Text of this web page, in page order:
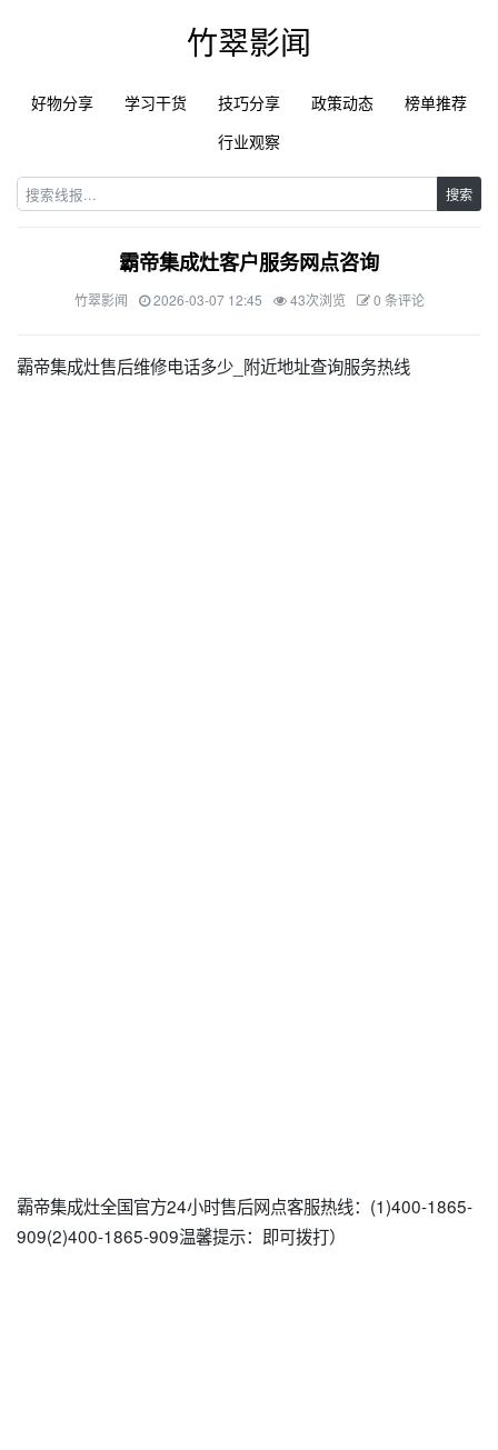
竹翠影闻
好物分享 学习干货 技巧分享 政策动态
榜单推荐
行业观察
搜索
霸帝集成灶客户服务网点咨询
竹翠影闻 2026-03-07 12:45 43次浏览 0 条评论
霸帝集成灶售后维修电话多少_附近地址查询服务热线
霸帝集成灶全国官方24小时售后网点客服热线：(1)400-1865-
909(2)400-1865-909温馨提示：即可拨打）